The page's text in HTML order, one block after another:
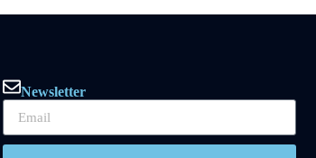
Newsletter